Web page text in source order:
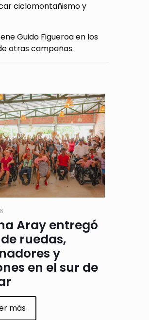
ciclomontañismo y
Guido Figueroa en los
otras campañas.
Aray entregó
ruedas,
y
en el sur de
más